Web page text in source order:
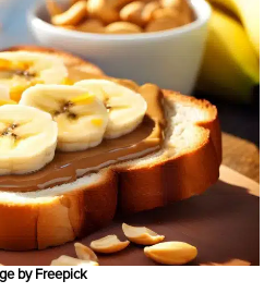
by Freepick